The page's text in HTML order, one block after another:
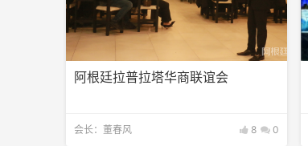
阿根廷拉普拉塔华商联谊会
会长：董春风 8 0